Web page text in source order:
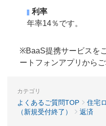
利率
年率14％です。
※BaaS提携サービスを
ートフォンアプリからご
カテゴリ
よくあるご質問TOP 住宅
（新規受付終了）
返済